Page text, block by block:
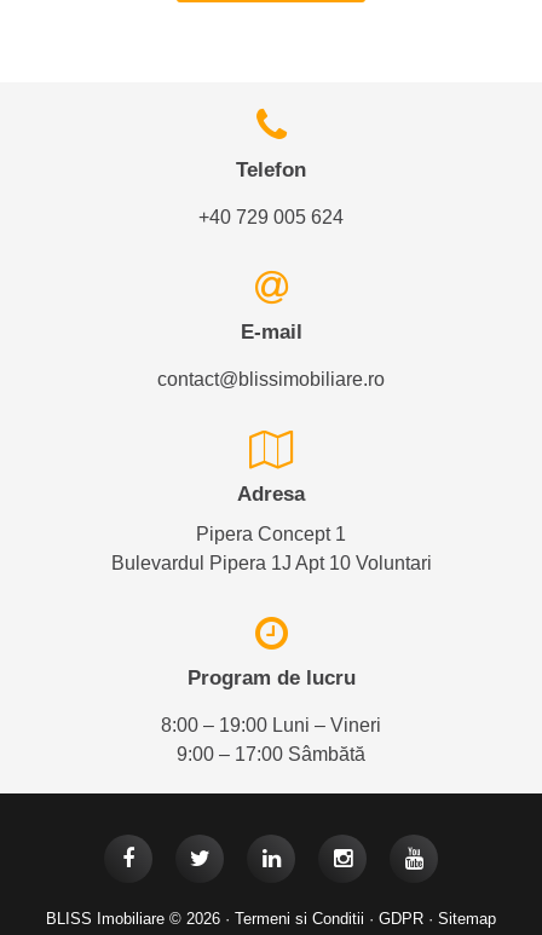
Telefon
+40 729 005 624
E-mail
contact@blissimobiliare.ro
Adresa
Pipera Concept 1
Bulevardul Pipera 1J Apt 10 Voluntari
Program de lucru
8:00 – 19:00 Luni – Vineri
9:00 – 17:00 Sâmbătă
BLISS Imobiliare © 2026 · Termeni si Conditii · GDPR · Sitemap